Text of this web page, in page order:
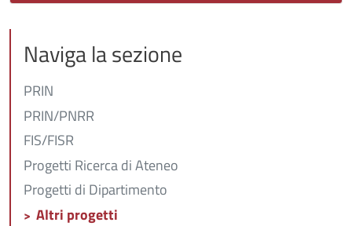
Naviga la sezione
PRIN
PRIN/PNRR
FIS/FISR
Progetti Ricerca di Ateneo
Progetti di Dipartimento
Altri progetti